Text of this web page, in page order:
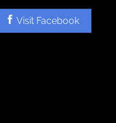
Visit Facebook